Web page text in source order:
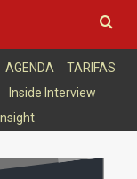
DESTACADOS
AGENDA
TARIFAS
Inside Interview